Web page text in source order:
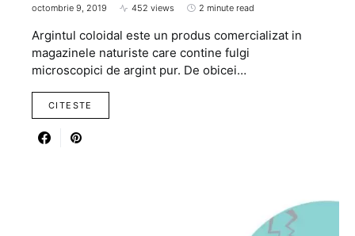
octombrie 9, 2019 452 views 2 minute read
Argintul coloidal este un produs comercializat in
magazinele naturiste care contine fulgi
microscopici de argint pur. De obicei…
CITESTE